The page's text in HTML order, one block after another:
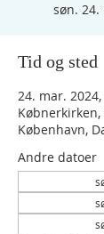
søn. 24.
Tid og sted
24. mar.
København,
Andre datoer